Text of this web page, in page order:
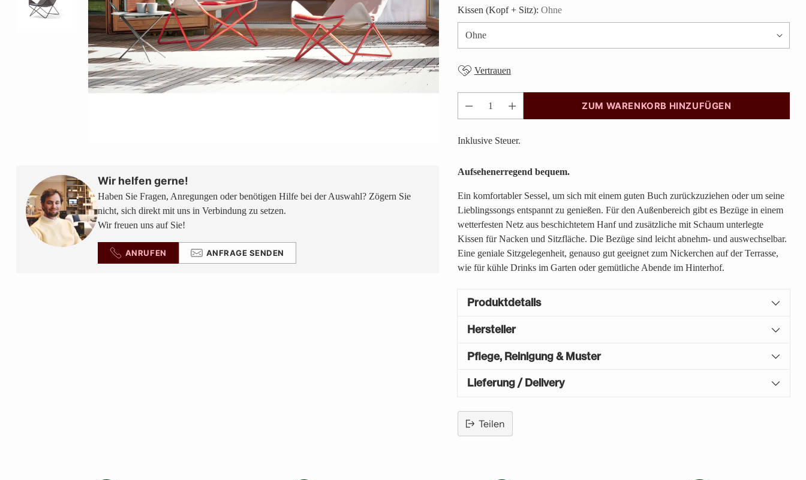
Wir helfen gerne!
Haben Sie Fragen, Anregungen oder benötigen Hilfe bei der Auswahl? Zögern Sie
nicht, sich direkt mit uns in Verbindung zu setzen.
Wir freuen uns auf Sie!
ANRUFEN ANFRAGE SENDEN
Kissen (Kopf + Sitz): Ohne
Vertrauen
Anzahl
ZUM WARENKORB HINZUFÜGEN
Inklusive Steuer.
Aufsehenerregend bequem.
Ein komfortabler Sessel, um sich mit einem guten Buch zurückzuziehen oder um seine
Lieblingssongs entspannt zu genießen. Für den Außenbereich gibt es Bezüge in einem
wetterfesten Netz aus beschichtetem Hanf und zusätzliche mit Schaum unterlegte
Kissen für Nacken und Sitzfläche. Die Bezüge sind leicht abnehm- und auswechselbar.
Eine geniale Sitzgelegenheit, genauso gut geeignet zum Nickerchen auf der Terrasse,
wie für kühle Drinks im Garten oder gemütliche Abende im Hinterhof.
Produktdetails
Hersteller
Pflege, Reinigung & Muster
Lieferung / Delivery
Teilen